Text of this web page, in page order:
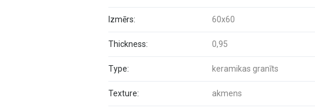
Izmērs: 60x60
Thickness: 0,95
Type: keramikas granīts
Texture: akmens